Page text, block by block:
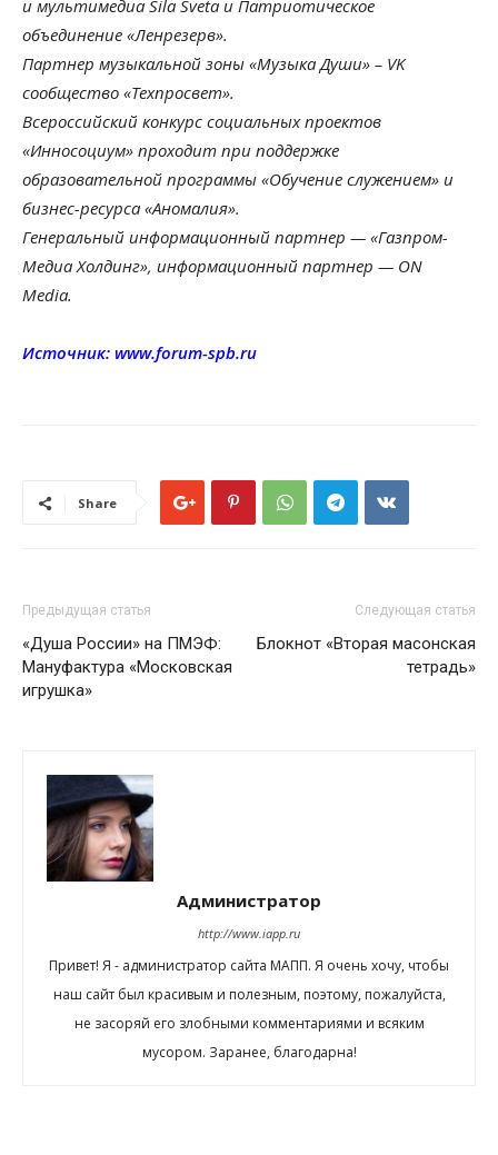
и мультимедиа Sila Sveta и Патриотическое
объединение «Ленрезерв».
Партнер музыкальной зоны «Музыка Души» – VK
сообщество «Техпросвет».
Всероссийский конкурс социальных проектов
«Инносоциум» проходит при поддержке
образовательной программы «Обучение служением» и
бизнес-ресурса «Аномалия».
Генеральный информационный партнер — «Газпром-
Медиа Холдинг», информационный партнер — ON
Media.
Источник: www.forum-spb.ru
Share
Предыдущая статья
«Душа России» на ПМЭФ:
Мануфактура «Московская
игрушка»
Следующая статья
Блокнот «Вторая масонская
тетрадь»
Администратор
http://www.iapp.ru
Привет! Я - администратор сайта МАПП. Я очень хочу, чтобы
наш сайт был красивым и полезным, поэтому, пожалуйста,
не засоряй его злобными комментариями и всяким
мусором. Заранее, благодарна!